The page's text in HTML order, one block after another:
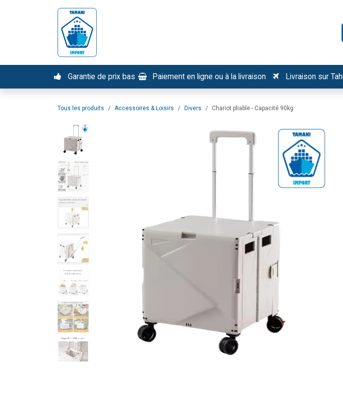
Garantie de prix bas Paiement en ligne ou à la livraison Livraison sur
Tous les produits Accessoires & Loisirs Divers Chariot pliable - Capacité 90kg